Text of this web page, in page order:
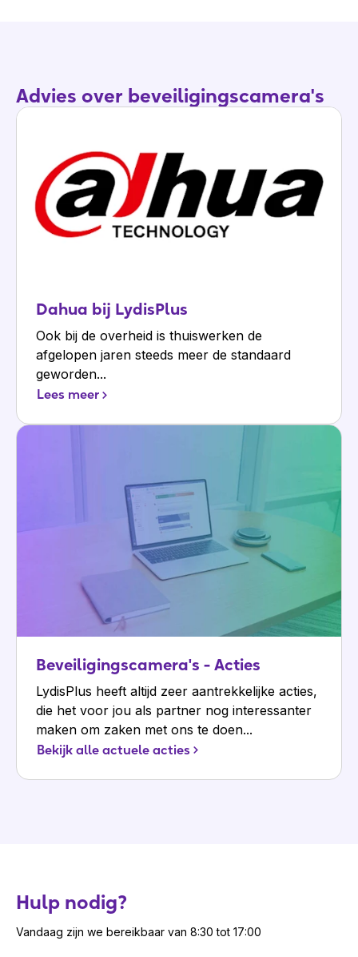
Advies over beveiligingscamera's
Dahua bij LydisPlus
Ook bij de overheid is thuiswerken de
afgelopen jaren steeds meer de standaard
geworden...
Lees meer
Beveiligingscamera's - Acties
LydisPlus heeft altijd zeer aantrekkelijke acties,
die het voor jou als partner nog interessanter
maken om zaken met ons te doen...
Bekijk alle actuele acties
Hulp nodig?
Vandaag zijn we bereikbaar van 8:30 tot 17:00